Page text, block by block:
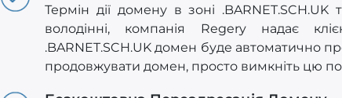
Термін дії домену в зоні
володінні, компанія Regery надає
.BARNET.SCH.UK домен буде автоматично
продовжувати домен, просто вимкніть цю